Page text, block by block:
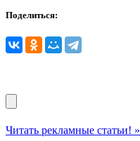
Поделиться:
Читать рекламные статьи! »